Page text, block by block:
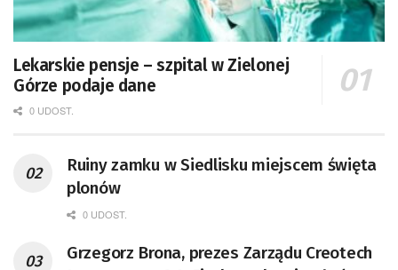
Lekarskie pensje – szpital w Zielonej
Górze podaje dane
0 UDOST.
Ruiny zamku w Siedlisku miejscem święta
plonów
0 UDOST.
Grzegorz Brona, prezes Zarządu Creotech